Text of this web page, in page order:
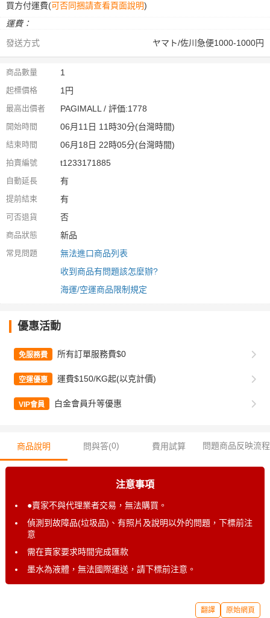
買方付運費(可否同捆請查看頁面說明)
運費：
發送方式
ヤマト/佐川急便1000-1000円
商品數量 1
起標價格 1円
最高出價者 PAGIMALL / 評価:1778
開始時間 06月11日 11時30分(台灣時間)
結束時間 06月18日 22時05分(台灣時間)
拍賣編號 t1233171885
自動延長 有
提前結束 有
可否退貨 否
商品狀態 新品
常見問題
無法進口商品列表
收到商品有問題該怎麼辦?
海運/空運商品限制規定
優惠活動
免服務費 所有訂單服務費$0
空運優惠 運費$150/KG起(以克計價)
VIP會員 白金會員升等優惠
商品說明 問與答(0) 費用試算 問題商品反映流程
注意事項
●賣家不與代理業者交易，無法購買。
偵測到故障品(垃圾品)、有照片及說明以外的問題，下標前注
意
需在賣家要求時間完成匯款
墨水為液體，無法國際運送，請下標前注意。
翻譯 原始網頁